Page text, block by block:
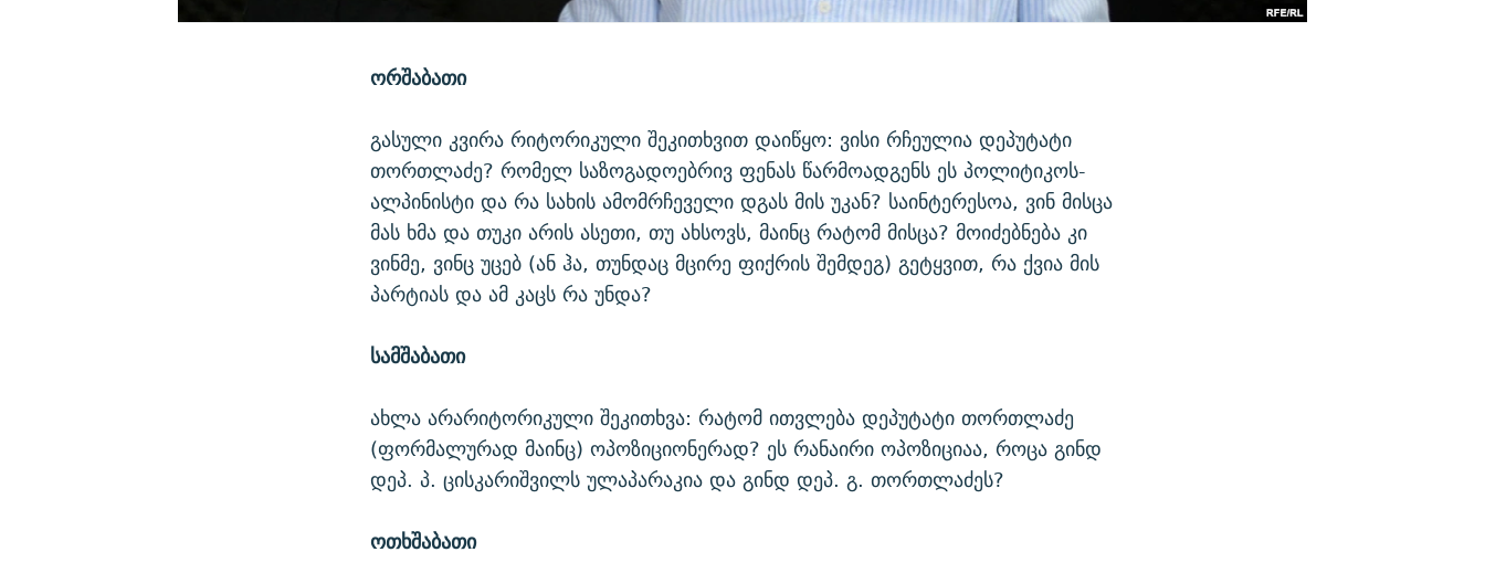
ორშაბათი
გასული კვირა რიტორიკული შეკითხვით დაიწყო: ვისი რჩეულია დეპუტატი
თორთლაძე? რომელ საზოგადოებრივ ფენას წარმოადგენს ეს პოლიტიკოს-
ალპინისტი და რა სახის ამომრჩეველი დგას მის უკან? საინტერესოა, ვინ მისცა
მას ხმა და თუკი არის ასეთი, თუ ახსოვს, მაინც რატომ მისცა? მოიძებნება კი
ვინმე, ვინც უცებ (ან ჰა, თუნდაც მცირე ფიქრის შემდეგ) გეტყვით, რა ქვია მის
პარტიას და ამ კაცს რა უნდა?
სამშაბათი
ახლა არარიტორიკული შეკითხვა: რატომ ითვლება დეპუტატი თორთლაძე
(ფორმალურად მაინც) ოპოზიციონერად? ეს რანაირი ოპოზიციაა, როცა გინდ
დეპ. პ. ცისკარიშვილს ულაპარაკია და გინდ დეპ. გ. თორთლაძეს?
ოთხშაბათი